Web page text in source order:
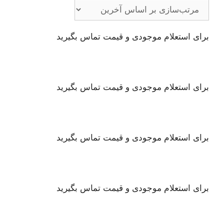
برای استعلام موجودی و قیمت تماس بگیرید
برای استعلام موجودی و قیمت تماس بگیرید
برای استعلام موجودی و قیمت تماس بگیرید
برای استعلام موجودی و قیمت تماس بگیرید